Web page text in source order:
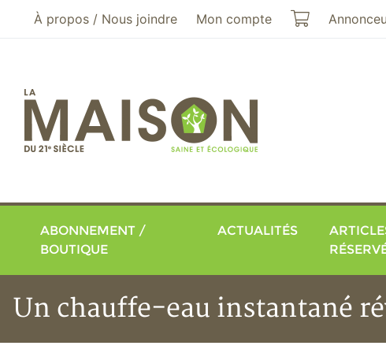
Aller au menu principal
Aller au contenu principal
À propos / Nous joindre Mon compte Mon panier
ABONNEMENT /
BOUTIQUE
ACTUALITÉS
Un chauffe-eau instantané